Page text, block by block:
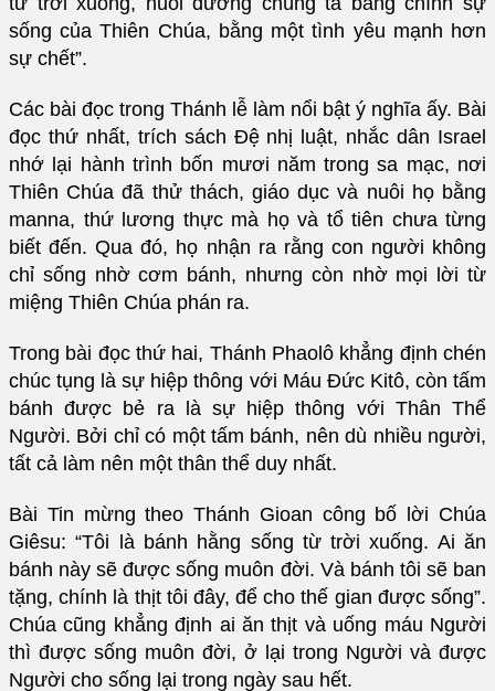
sống của Thiên Chúa, bằng một tình yêu mạnh hơn
sự chết”.
Các bài đọc trong Thánh lễ làm nổi bật ý nghĩa ấy. Bài
đọc thứ nhất, trích sách Đệ nhị luật, nhắc dân Israel
nhớ lại hành trình bốn mươi năm trong sa mạc, nơi
Thiên Chúa đã thử thách, giáo dục và nuôi họ bằng
manna, thứ lương thực mà họ và tổ tiên chưa từng
biết đến. Qua đó, họ nhận ra rằng con người không
chỉ sống nhờ cơm bánh, nhưng còn nhờ mọi lời từ
miệng Thiên Chúa phán ra.
Trong bài đọc thứ hai, Thánh Phaolô khẳng định chén
chúc tụng là sự hiệp thông với Máu Đức Kitô, còn tấm
bánh được bẻ ra là sự hiệp thông với Thân Thể
Người. Bởi chỉ có một tấm bánh, nên dù nhiều người,
tất cả làm nên một thân thể duy nhất.
Bài Tin mừng theo Thánh Gioan công bố lời Chúa
Giêsu: “Tôi là bánh hằng sống từ trời xuống. Ai ăn
bánh này sẽ được sống muôn đời. Và bánh tôi sẽ ban
tặng, chính là thịt tôi đây, để cho thế gian được sống”.
Chúa cũng khẳng định ai ăn thịt và uống máu Người
thì được sống muôn đời, ở lại trong Người và được
Người cho sống lại trong ngày sau hết.